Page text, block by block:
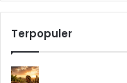
Terpopuler